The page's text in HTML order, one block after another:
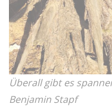
Überall gibt es
Benjamin Stapf